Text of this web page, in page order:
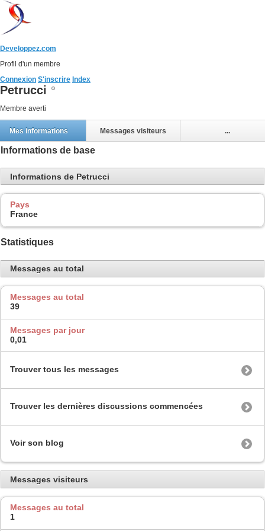
Developpez.com
Profil d'un membre
Connexion S'inscrire Index
Petrucci
Membre averti
Mes informations Messages visiteurs ...
Informations de base
Informations de Petrucci
Pays
France
Statistiques
Messages au total
Messages au total
39
Messages par jour
0,01
Trouver tous les messages
Trouver les dernières discussions commencées
Voir son blog
Messages visiteurs
Messages au total
1